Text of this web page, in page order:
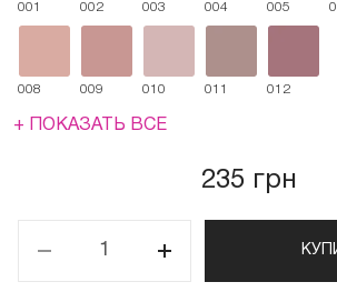
001 002 003 004 005
008 009 010 011 012
+ ПОКАЗАТЬ ВСЕ
235 грн